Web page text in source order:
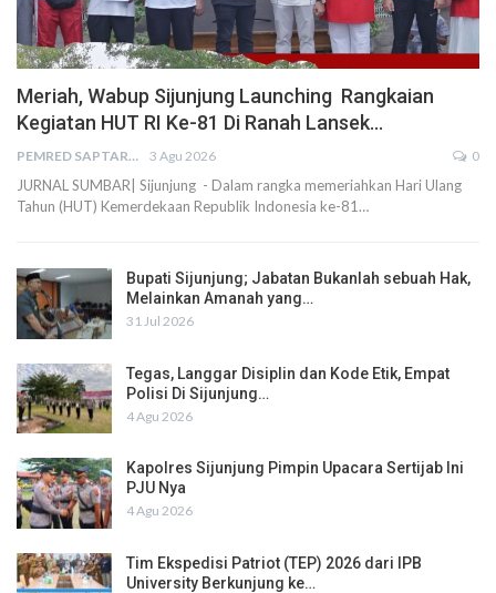
Meriah, Wabup Sijunjung Launching Rangkaian
Kegiatan HUT RI Ke-81 Di Ranah Lansek…
PEMRED SAPTARIUS 3 Agu 2026 0
JURNAL SUMBAR| Sijunjung - Dalam rangka memeriahkan Hari Ulang
Tahun (HUT) Kemerdekaan Republik Indonesia ke-81…
Bupati Sijunjung; Jabatan Bukanlah sebuah Hak,
Melainkan Amanah yang…
31 Jul 2026
Tegas, Langgar Disiplin dan Kode Etik, Empat
Polisi Di Sijunjung…
4 Agu 2026
Kapolres Sijunjung Pimpin Upacara Sertijab Ini
PJU Nya
4 Agu 2026
Tim Ekspedisi Patriot (TEP) 2026 dari IPB
University Berkunjung ke…